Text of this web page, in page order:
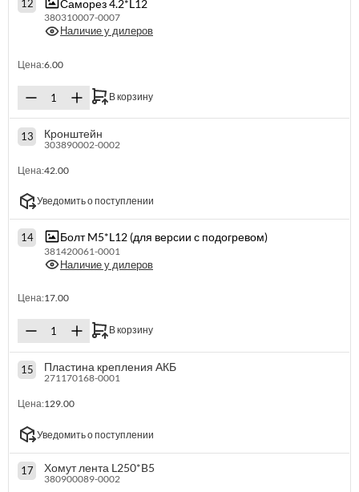
12 Саморез 4.2*L12
380310007-0007
Наличие у дилеров
Цена:6.00
В корзину
13 Кронштейн
303890002-0002
Цена:42.00
Уведомить о поступлении
14 Болт M5*L12 (для версии с подогревом)
381420061-0001
Наличие у дилеров
Цена:17.00
В корзину
15 Пластина крепления АКБ
271170168-0001
Цена:129.00
Уведомить о поступлении
17 Хомут лента L250*B5
380900089-0002